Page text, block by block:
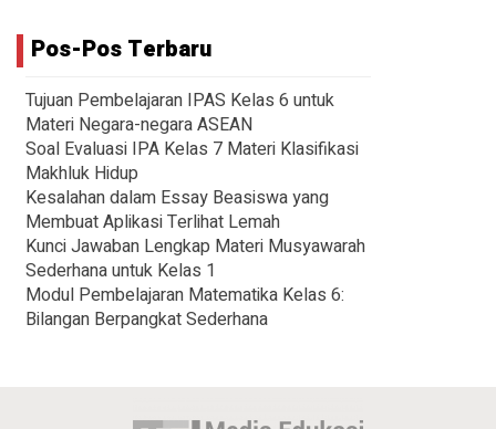
Pos-Pos Terbaru
Tujuan Pembelajaran IPAS Kelas 6 untuk
Materi Negara-negara ASEAN
Soal Evaluasi IPA Kelas 7 Materi Klasifikasi
Makhluk Hidup
Kesalahan dalam Essay Beasiswa yang
Membuat Aplikasi Terlihat Lemah
Kunci Jawaban Lengkap Materi Musyawarah
Sederhana untuk Kelas 1
Modul Pembelajaran Matematika Kelas 6:
Bilangan Berpangkat Sederhana